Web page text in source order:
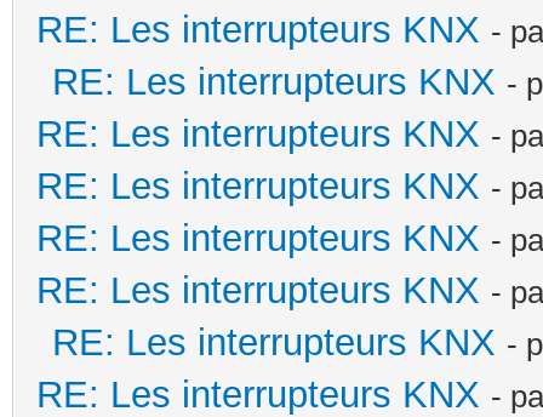
RE: Les interrupteurs KNX -
RE: Les interrupteurs KNX -
RE: Les interrupteurs KNX -
RE: Les interrupteurs KNX -
RE: Les interrupteurs KNX -
RE: Les interrupteurs KNX -
RE: Les interrupteurs KNX -
RE: Les interrupteurs KNX -